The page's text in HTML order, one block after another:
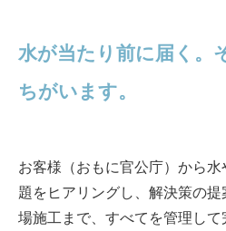
水が当たり前に届く。
ちがいます。
お客様（おもに官公庁）から
題をヒアリングし、解決策の
場施工まで、すべてを管理して